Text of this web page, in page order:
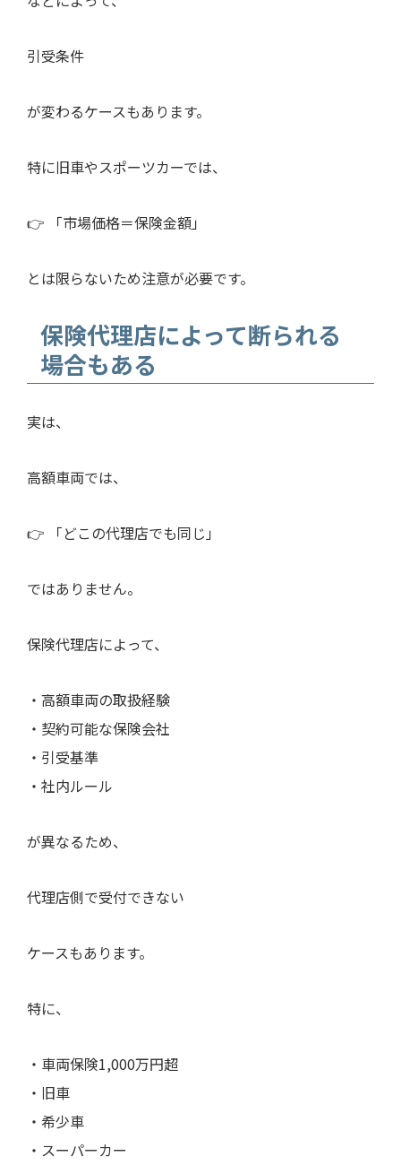
引受条件
が変わるケースもあります。
特に旧車やスポーツカーでは、
👉 「市場価格＝保険金額」
とは限らないため注意が必要です。
保険代理店によって断られる
場合もある
実は、
高額車両では、
👉 「どこの代理店でも同じ」
ではありません。
保険代理店によって、
・高額車両の取扱経験
・契約可能な保険会社
・引受基準
・社内ルール
が異なるため、
代理店側で受付できない
ケースもあります。
特に、
・車両保険1,000万円超
・旧車
・希少車
・スーパーカー